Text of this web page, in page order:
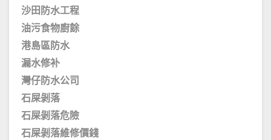
沙田防水工程
油污食物廚餘
港島區防水
漏水修补
灣仔防水公司
石屎剝落
石屎剝落危險
石屎剝落維修價錢